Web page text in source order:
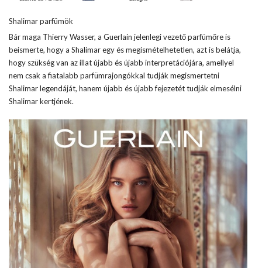
Shalimar parfümök
Bár maga Thierry Wasser, a Guerlain jelenlegi vezető parfümőre is
beismerte, hogy a Shalimar egy és megismételhetetlen, azt is belátja,
hogy szükség van az illat újabb és újabb interpretációjára, amellyel
nem csak a fiatalabb parfümrajongókkal tudják megismertetni
Shalimar legendáját, hanem újabb és újabb fejezetét tudják elmesélni
Shalimar kertjének.